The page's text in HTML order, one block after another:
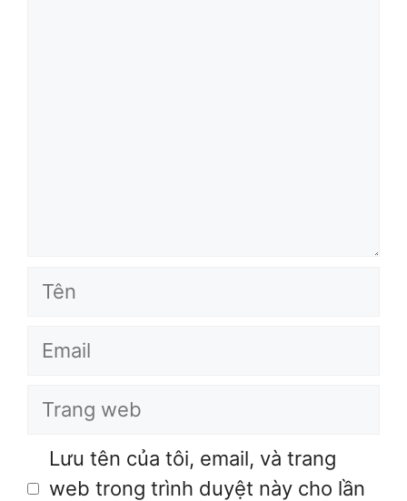
Tên
Email
Trang
Lưu tên của tôi, email, và trang
web trong trình duyệt này cho lần